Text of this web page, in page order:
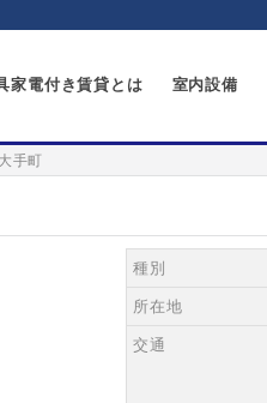
家電付き賃貸とは 室内設備
手町
種別
所在地
交通